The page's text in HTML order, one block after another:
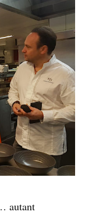
autant